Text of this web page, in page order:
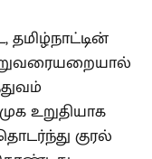
தமிழ்நாட்டின்
உறுதியாக
குரல்